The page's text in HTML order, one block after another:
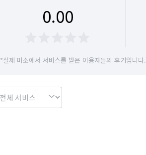
0.00
*실제 미소에서 서비스를 받은 이용자들의 후기입니다.